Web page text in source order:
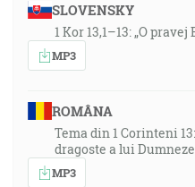
SLOVENSKY
1 Kor 13,1–13: „O pravej
MP3
ROMÂNA
Tema din 1 Corinteni
dragoste a lui
MP3